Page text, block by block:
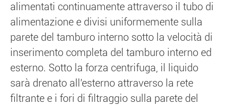
alimentati continuamente attraverso il tubo di
alimentazione e divisi uniformemente sulla
parete del tamburo interno sotto la velocità di
inserimento completa del tamburo interno ed
esterno. Sotto la forza centrifuga, il liquido
sarà drenato all'esterno attraverso la rete
filtrante e i fori di filtraggio sulla parete del